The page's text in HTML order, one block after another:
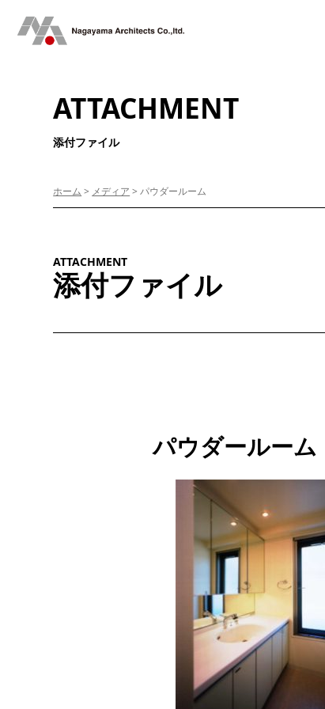
ATTACHMENT
添付ファイル
ホーム > メディア >パウダールーム
ATTACHMENT
添付ファイル
パウダールーム